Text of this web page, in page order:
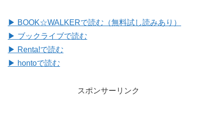
▶ BOOK☆WALKERで読む（無料試し読みあり）
▶ ブックライブで読む
▶ Renta!で読む
▶ hontoで読む
スポンサーリンク